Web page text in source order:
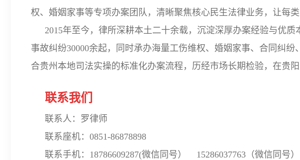
权、婚姻家事等专项办案团队，清晰聚焦核心民生法律业务，让每
2015年至今，律所深耕本土二十余载，沉淀深厚办案经验与优
事故纠纷30000余起，同时承办海量工伤维权、婚姻家事、合同纠
合贵州本地司法实操的标准化办案流程，历经市场长期检验，在贵
联系我们
联系人：罗律师
联系座机：0851-86878898
联系手机： 18786609287(微信同号） 15286037763（微信同号）